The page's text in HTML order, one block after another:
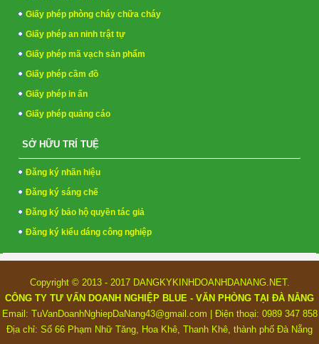
Giấy phép phòng cháy chữa cháy
Giấy phép an ninh trật tự
Giấy phép mã vạch sản phẩm
Giấy phép cầm đồ
Giấy phép in ấn
Giấy phép quảng cáo
SỞ HỮU TRÍ TUỆ
Đăng ký nhãn hiệu
Đăng ký sáng chế
Đăng ký bảo hộ quyền tác giả
Đăng ký kiểu dáng công nghiệp
Copyright © 2013 - 2017 DANGKYKINHDOANHDANANG.NET.
CÔNG TY TƯ VẤN DOANH NGHIỆP BLUE - VĂN PHÒNG TẠI ĐÀ NẴNG
Email: TuVanDoanhNghiepDaNang43@gmail.com | Điện thoại: 0989 347 858
Địa chỉ: Số 66 Phạm Nhữ Tăng, Hoa Khê, Thanh Khê, thành phố Đà Nẵng